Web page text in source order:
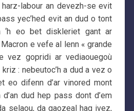
labour an devezh-se evit
yec’hed evit an dud o tont
‘h eo bet diskleriet gant ar
e vefe al lenn « grande
vez gopridi ar vediaouegoù
kriz : nebeutoc’h a dud a vez o
eo difenn d’ar vinored mont
dud hep pass dont d’em
selaou, da gaozeal hag ivez,